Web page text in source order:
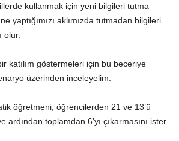
kullanmak için yeni bilgileri tutma
, ne yaptığımızı aklımızda tutmadan bilgileri
olur.
katılım göstermeleri için bu beceriye
üzerinden inceleyelim:
öğretmeni, öğrencilerden 21 ve 13’ü
ardından toplamdan 6’yı çıkarmasını ister.